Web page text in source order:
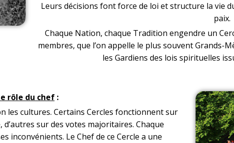
Leurs décisions font force de loi et structure la vie
paix.
Chaque Nation, chaque Tradition engendre un
membres, que l’on appelle le plus souvent Grands-
les Gardiens des lois spirituelles
rôle du chef:
les cultures. Certains Cercles fonctionnent sur
d’autres sur des votes majoritaires. Chaque
inconvénients. Le Chef de ce Cercle a une